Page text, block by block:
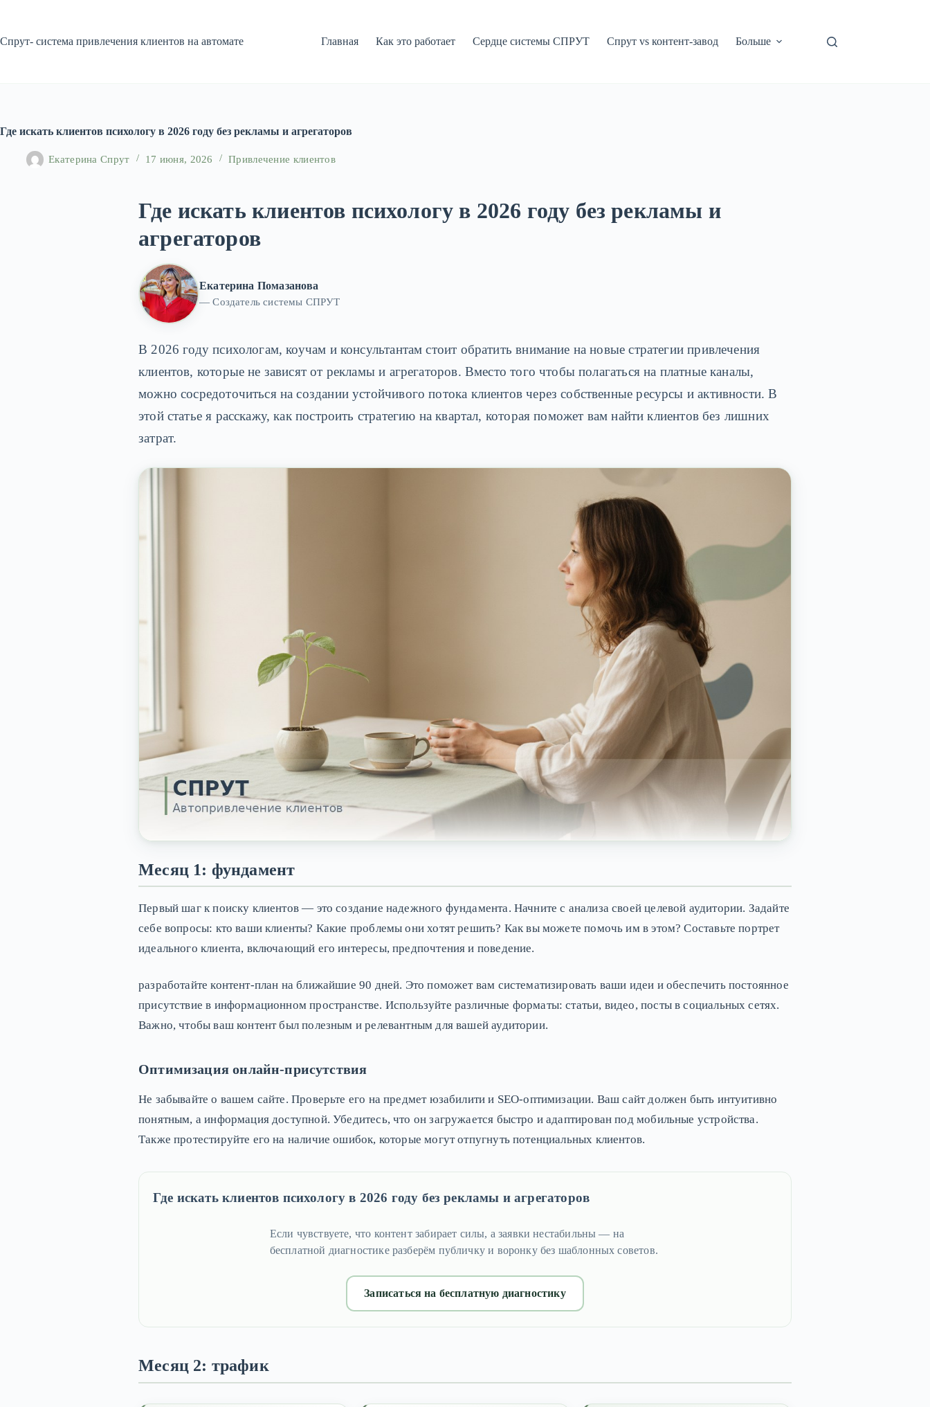
Спрут- система привлечения клиентов на автомате
Главная Как это работает Сердце системы СПРУТ Спрут vs контент-завод Больше
Где искать клиентов психологу в 2026 году без рекламы и агрегаторов
Екатерина Спрут 17 июня, 2026 Привлечение клиентов
Где искать клиентов психологу в 2026 году без рекламы и
агрегаторов
Екатерина Помазанова
— Создатель системы СПРУТ
В 2026 году психологам, коучам и консультантам стоит обратить внимание на новые стратегии привлечения
клиентов, которые не зависят от рекламы и агрегаторов. Вместо того чтобы полагаться на платные каналы,
можно сосредоточиться на создании устойчивого потока клиентов через собственные ресурсы и активности. В
этой статье я расскажу, как построить стратегию на квартал, которая поможет вам найти клиентов без лишних
затрат.
Месяц 1: фундамент
Первый шаг к поиску клиентов — это создание надежного фундамента. Начните с анализа своей целевой аудитории. Задайте
себе вопросы: кто ваши клиенты? Какие проблемы они хотят решить? Как вы можете помочь им в этом? Составьте портрет
идеального клиента, включающий его интересы, предпочтения и поведение.
разработайте контент-план на ближайшие 90 дней. Это поможет вам систематизировать ваши идеи и обеспечить постоянное
присутствие в информационном пространстве. Используйте различные форматы: статьи, видео, посты в социальных сетях.
Важно, чтобы ваш контент был полезным и релевантным для вашей аудитории.
Оптимизация онлайн-присутствия
Не забывайте о вашем сайте. Проверьте его на предмет юзабилити и SEO-оптимизации. Ваш сайт должен быть интуитивно
понятным, а информация доступной. Убедитесь, что он загружается быстро и адаптирован под мобильные устройства.
Также протестируйте его на наличие ошибок, которые могут отпугнуть потенциальных клиентов.
Где искать клиентов психологу в 2026 году без рекламы и агрегаторов
Если чувствуете, что контент забирает силы, а заявки нестабильны — на
бесплатной диагностике разберём публичку и воронку без шаблонных советов.
Записаться на бесплатную диагностику
Месяц 2: трафик